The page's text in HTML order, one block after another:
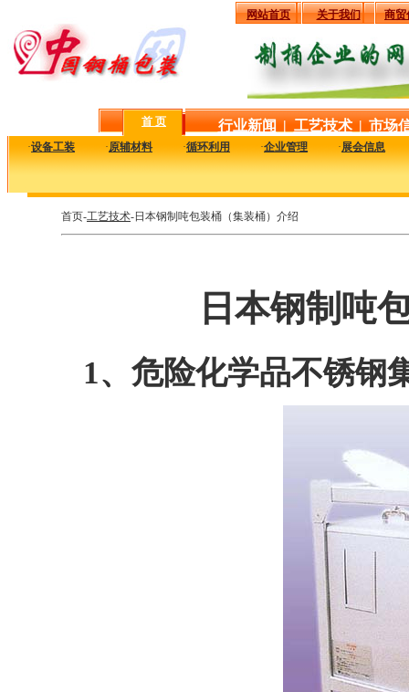
网站首页 关于我们 商贸
首 页 行业新闻 | 工艺技术 | 市场
·设备工装 ·原辅材料 ·循环利用 ·企业管理 ·展会信息
首页-工艺技术-日本钢制吨包装桶（集装桶）介绍
日本钢制吨
1、危险化学品不锈钢